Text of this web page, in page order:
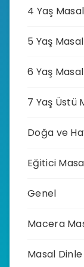
4 Yaş
5 Yaş
6 Yaş
7 Yaş Üstü
Doğa ve
Eğitici
Genel
Macera
Masal Dinle